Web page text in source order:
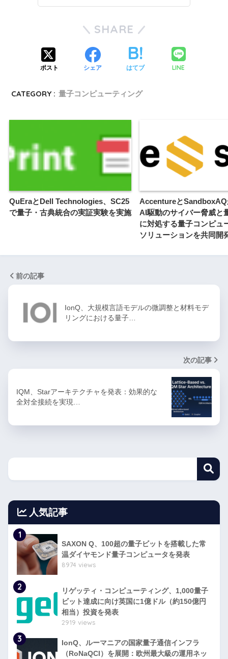
SHARE
ポスト シェア はてブ LINE
CATEGORY : 量子コンピューティング
QuEraとDell Technologies、SC25
で量子・古典統合の実証実験を実施
AccentureとSandboxAQ
AI駆動のサイバー脅威と
に対処する量子コンピュ
ソリューションを共同開
前の記事
IonQ、大規模言語モデルの微調整と材料モデ
リングにおける量子…
次の記事
IQM、Starアーキテクチャを発表：効果的な
全対全接続を実現…
人気記事
1
SAXON Q、100超の量子ビットを搭載した常
温ダイヤモンド量子コンピュータを発表
8974 views
2
リゲッティ・コンピューティング、1,000量子
ビット達成に向け英国に1億ドル（約150億円
相当）投資を発表
2919 views
3
IonQ、ルーマニアの国家量子通信インフラ
（RoNaQCI）を展開：欧州最大級の運用ネッ